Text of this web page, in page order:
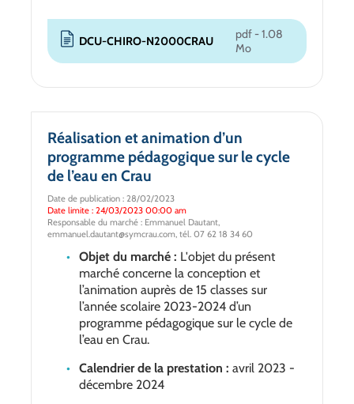
DCU-CHIRO-N2000CRAU
pdf - 1.08
Mo
Réalisation et animation d’un
programme pédagogique sur le cycle
de l’eau en Crau
Date de publication : 28/02/2023
Date limite : 24/03/2023 00:00 am
Responsable du marché : Emmanuel Dautant,
emmanuel.dautant@symcrau.com, tél. 07 62 18 34 60
Objet du marché : L'objet du présent
marché concerne la conception et
l’animation auprès de 15 classes sur
l’année scolaire 2023-2024 d’un
programme pédagogique sur le cycle de
l’eau en Crau.
Calendrier de la prestation : avril 2023 -
décembre 2024